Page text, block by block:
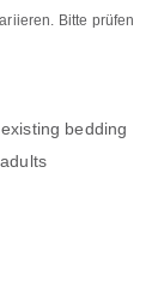
Bitte prüfen
bedding